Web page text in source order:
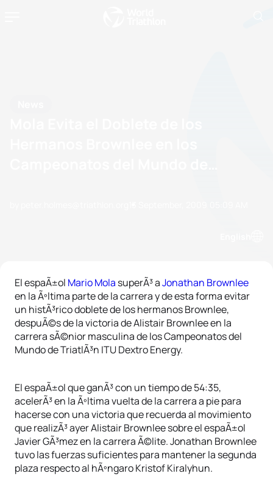
El espaÃ±ol Mario Mola superÃ³ aJonathan Brownlee
en la Ãºltima parte de la carrera y de esta forma evitar
un histÃ³rico doblete de los hermanos Brownlee,
despuÃ©s de la victoria de Alistair Brownlee en la
carrera sÃ©nior masculina de los Campeonatos del
Mundo de TriatlÃ³n ITU Dextro Energy.
El espaÃ±ol que ganÃ³ con un tiempo de 54:35,
acelerÃ³ en la Ãºltima vuelta de la carrera a pie para
hacerse con una victoria que recuerda al movimiento
que realizÃ³ ayer Alistair Brownlee sobre el espaÃ±ol
Javier GÃ³mez en la carrera Ã©lite. Jonathan Brownlee
tuvo las fuerzas suficientes para mantener la segunda
plaza respecto al hÃºngaro Kristof Kiralyhun.